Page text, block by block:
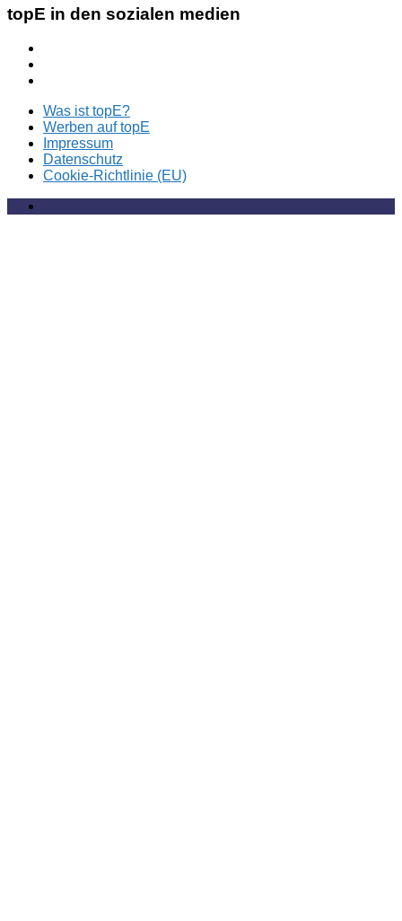
topE in den sozialen medien
Was ist topE?
Werben auf topE
Impressum
Datenschutz
Cookie-Richtlinie (EU)